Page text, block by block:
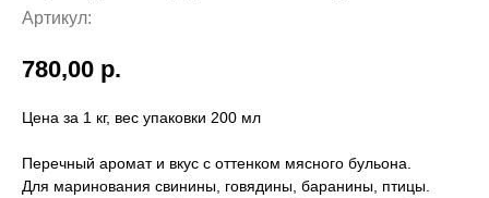
Артикул:
780,00 р.
Цена за 1 кг, вес упаковки 200 мл
Перечный аромат и вкус с оттенком мясного бульона.
Для маринования свинины, говядины, баранины, птицы.